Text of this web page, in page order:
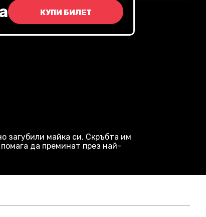
КУПИ БИЛЕТ
загубили майка си. Скръбта им
да преминат през най-